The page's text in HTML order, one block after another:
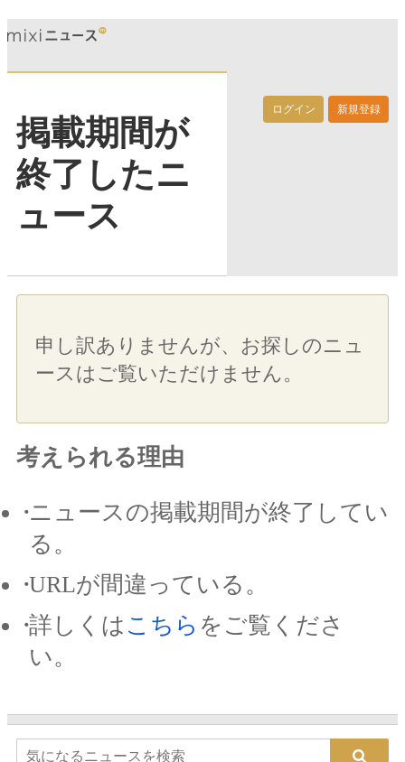
ログイン 新規登録
掲載期間が
終了したニ
ュース
申し訳ありませんが、お探しのニュ
ースはご覧いただけません。
考えられる理由
ニュースの掲載期間が終了してい
る。
URLが間違っている。
詳しくは こちら をご覧くださ
い。